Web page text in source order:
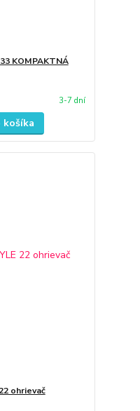
KOMPAKTNÁ
3-7 dní
košíka
ohrievač